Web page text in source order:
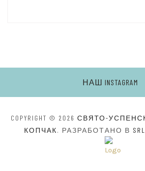
НАШ INSTAGRAM
COPYRIGHT © 2026 СВЯТО-
КОПЧАК. РАЗРАБОТАНО В